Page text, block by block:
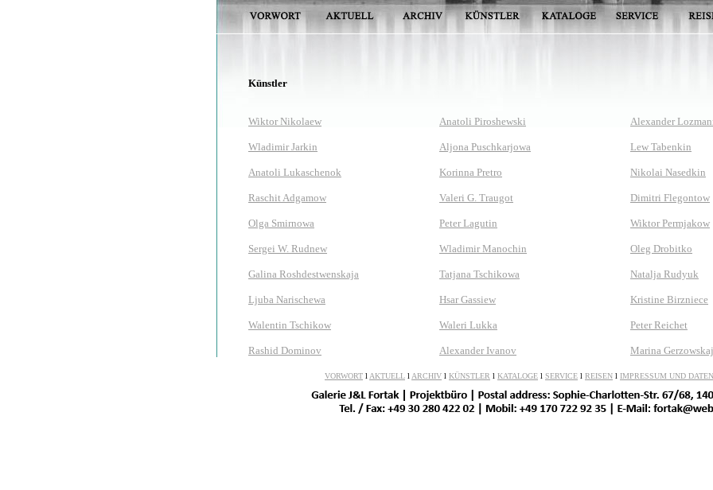
Künstler
Wiktor Nikolaew
Wladimir Jarkin
Anatoli Lukaschenok
Raschit Adgamow
Olga Smirnowa
Sergei W. Rudnew
Galina Roshdestwenskaja
Ljuba Narischewa
Walentin Tschikow
Rashid Dominov
Anatoli Piroshewski
Aljona Puschkarjowa
Korinna Pretro
Valeri G. Traugot
Peter Lagutin
Wladimir Manochin
Tatjana Tschikowa
Hsar Gassiew
Waleri Lukka
Alexander Ivanov
Alexander
Lew Tabenkin
Nikolai Nasedkin
Dimitri Flegontow
Wiktor Permjakow
Oleg Drobitko
Natalja Rudyuk
Kristine Birzniece
Peter Reichet
Marina
VORWORT l AKTUELL l ARCHIV l KÜNSTLER l KATALOGE l SERVICE l REISEN l IMPRESSUM UND